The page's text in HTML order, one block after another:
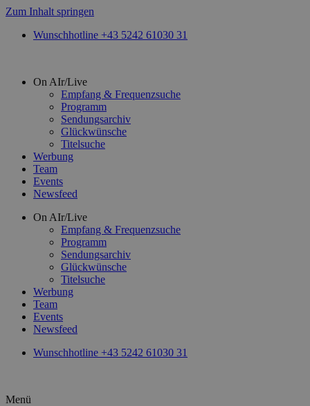
Zum Inhalt springen
Wunschhotline +43 5242 61030 31
On AIr/Live
Empfang & Frequenzsuche
Programm
Sendungsarchiv
Glückwünsche
Titelsuche
Werbung
Team
Events
Newsfeed
On AIr/Live
Empfang & Frequenzsuche
Programm
Sendungsarchiv
Glückwünsche
Titelsuche
Werbung
Team
Events
Newsfeed
Wunschhotline +43 5242 61030 31
Menü